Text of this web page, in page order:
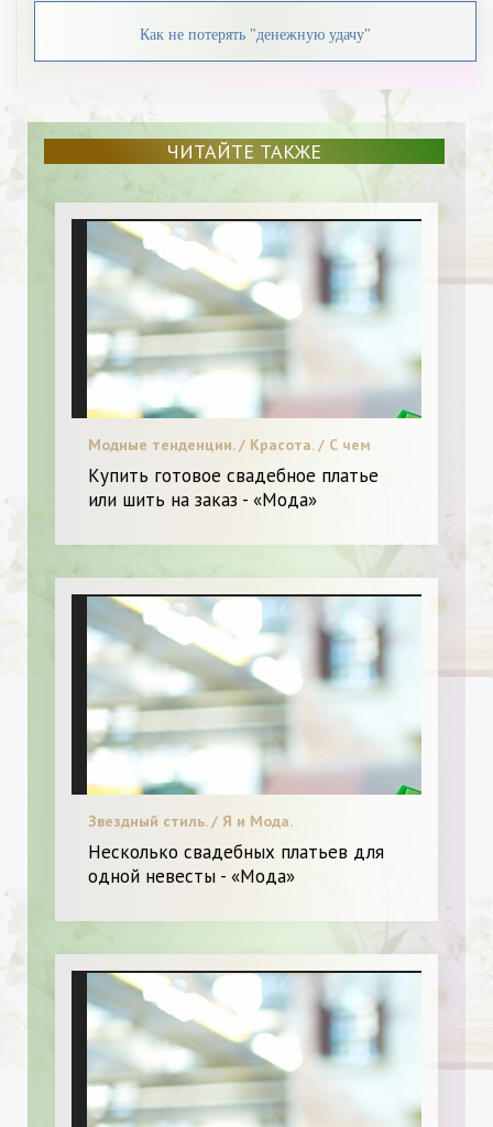
Как не потерять "денежную удачу"
ЧИТАЙТЕ ТАКЖЕ
Модные тенденции. / Красота. / С чем
носить. / Я и Мода.
Купить готовое свадебное платье
или шить на заказ - «Мода»
Звездный стиль. / Я и Мода.
Несколько свадебных платьев для
одной невесты - «Мода»